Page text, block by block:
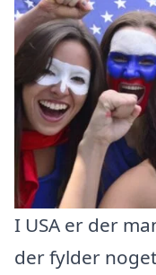
I USA er der
der fylder